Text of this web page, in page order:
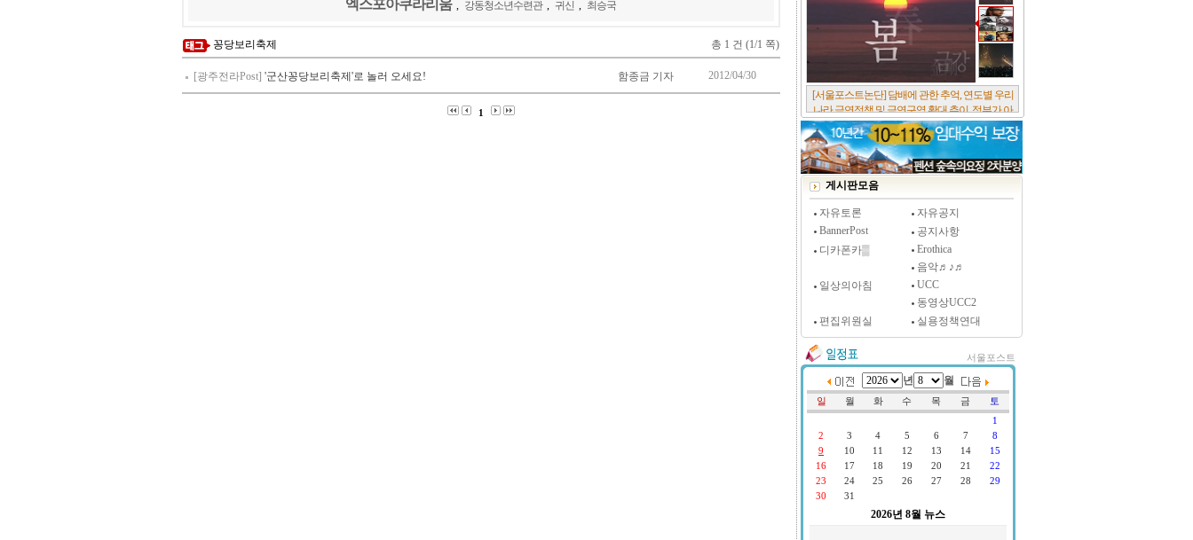
엑스포아쿠라리움 강동청소년수련관 귀신 최승국
꽁당보리축제 총 1 건 (1/1 쪽)
[광주전라Post] '군산꽁당보리축제'로 놀러 오세요! 함종금 기자 2012/04/30
1
[서울포스트논단] 담배에 관한 추억, 연도별 우리
나라 금연정책 및 금연구역 확대 추이, 정부가 아
무리 더 해롭다고 사기를 쳐대도 피워 본 사람은
다 안다, 전자담배시장은 10년새 폭발적 증가세..
[시사저널 인터뷰] 윤방부 연세대 의대 명예교수,
"골초에게 전자담배를 허하라"
게시판모음
자유토론
자유공지
BannerPost
공지사항
디카폰카▒
Erothica
음악♬♪♬
일상의아침
UCC
동영상UCC2
편집위원실
실용정책연대
서울포스트